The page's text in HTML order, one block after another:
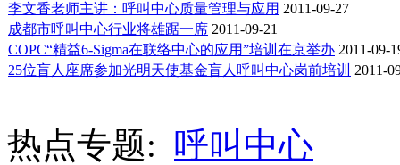
李文香老师主讲：呼叫中心质量管理与应用 2011-09-27
成都市呼叫中心行业将雄踞一席 2011-09-21
COPC“精益6-Sigma在联络中心的应用”培训在京举办 2011-09-
25位盲人座席参加光明天使基金盲人呼叫中心岗前培训 2011-
热点专题: 呼叫中心